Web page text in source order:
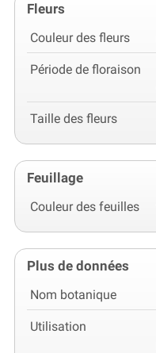
Fleurs
Couleur des fleurs
Période de floraison
Taille des fleurs
Feuillage
Couleur des feuilles
Plus de données
Nom botanique
Utilisation